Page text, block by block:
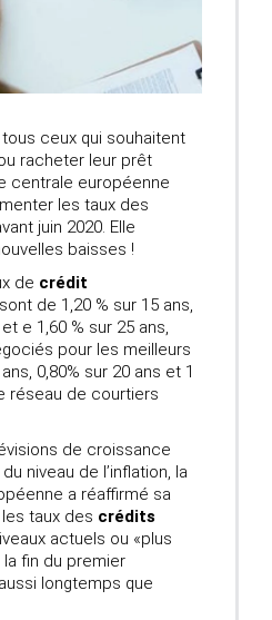
ceux qui souhaitent
racheter leur prêt
centrale européenne
les taux des
juin 2020. Elle
baisses !
de crédit
de 1,20 % sur 15 ans,
e 1,60 % sur 25 ans,
pour les meilleurs
0,80% sur 20 ans et 1
réseau de courtiers
de croissance
niveau de l’inflation, la
a réaffirmé sa
taux des crédits
actuels ou «plus
la fin du premier
longtemps que